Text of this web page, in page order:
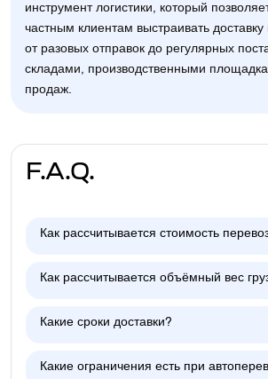
инструмент логистики, который
частным клиентам выстраивать
от разовых отправок до регулярных
складами, производственными
продаж.
F.A.Q.
Как рассчитывается стоимость
Как рассчитывается объёмный вес
Какие сроки доставки?
Какие ограничения есть при